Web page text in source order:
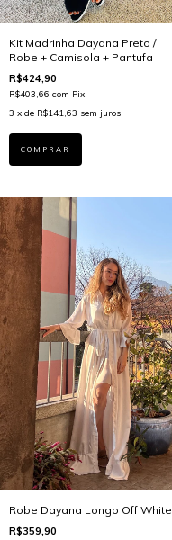
Kit Madrinha Dayana Preto /
Robe + Camisola + Pantufa
R$424,90
R$403,66 com Pix
3 x de R$141,63 sem juros
COMPRAR
Robe Dayana Longo Off White
R$359,90